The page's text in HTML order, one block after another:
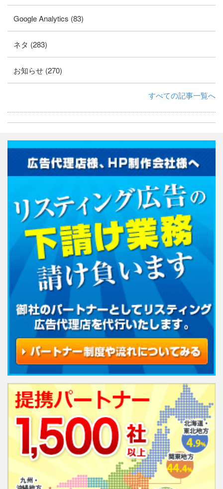
Google Analytics (83)
ネタ (283)
お知らせ (270)
すべての記事一覧へ